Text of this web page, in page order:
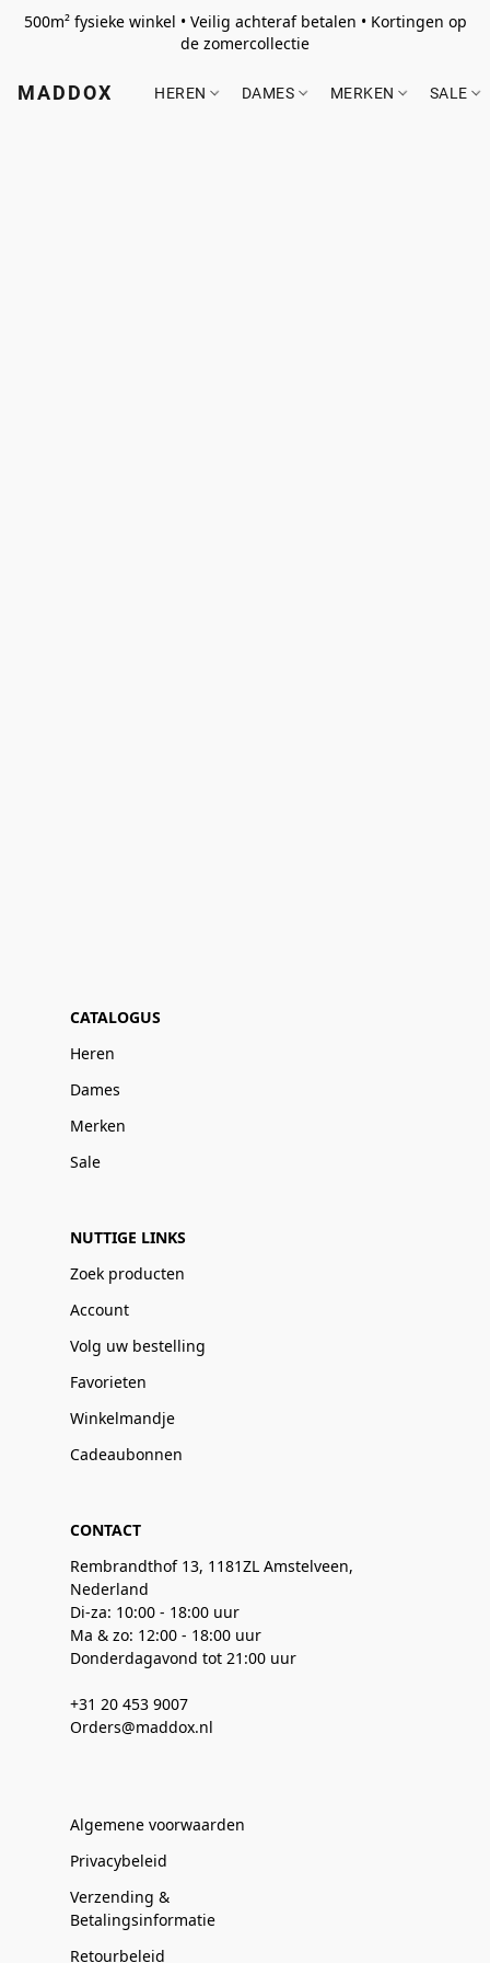
500m² fysieke winkel • Veilig achteraf betalen • Kortingen op
de zomercollectie
MADDOX HEREN DAMES MERKEN SALE
CATALOGUS
Heren
Dames
Merken
Sale
NUTTIGE LINKS
Zoek producten
Account
Volg uw bestelling
Favorieten
Winkelmandje
Cadeaubonnen
CONTACT
Rembrandthof 13, 1181ZL Amstelveen,
Nederland
Di-za: 10:00 - 18:00 uur
Ma & zo: 12:00 - 18:00 uur
Donderdagavond tot 21:00 uur
+31 20 453 9007
Orders@maddox.nl
Algemene voorwaarden
Privacybeleid
Verzending &
Betalingsinformatie
Retourbeleid